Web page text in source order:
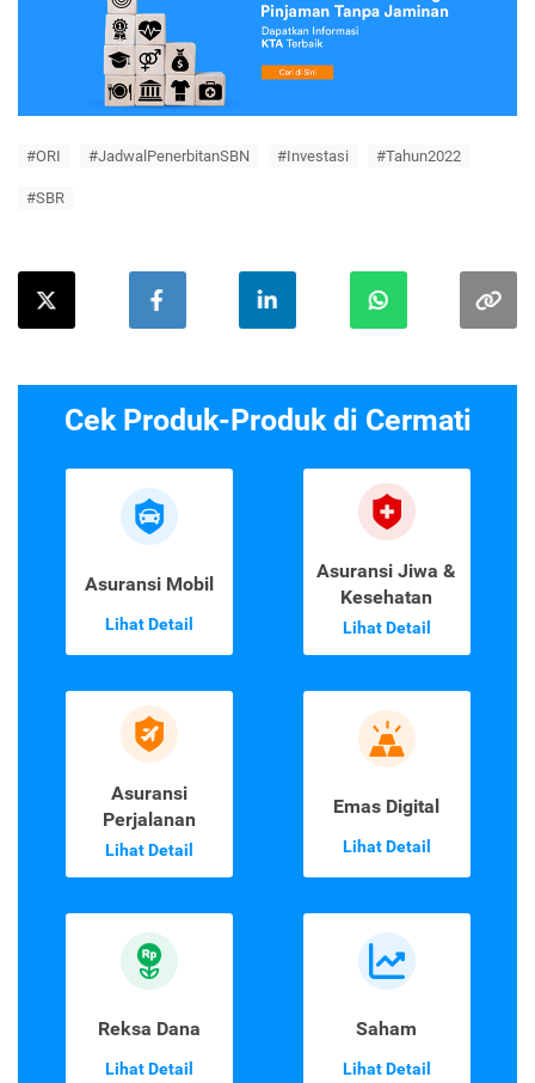
#ORI #JadwalPenerbitanSBN #Investasi #Tahun2022
#SBR
Cek Produk-Produk di Cermati
Asuransi Mobil
Lihat Detail
Asuransi Jiwa &
Kesehatan
Lihat Detail
Asuransi
Perjalanan
Lihat Detail
Emas Digital
Lihat Detail
Reksa Dana
Lihat Detail
Saham
Lihat Detail